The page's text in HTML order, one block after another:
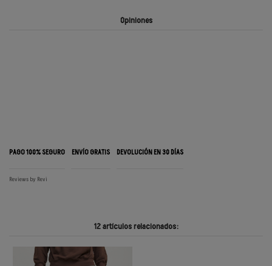
Opiniones
PAGO 100% SEGURO ENVÍO GRATIS DEVOLUCIÓN EN 30 DÍAS
Reviews by Revi
12 artículos relacionados: